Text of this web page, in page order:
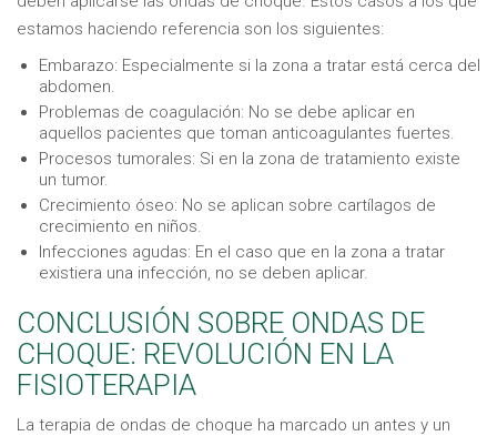
estamos haciendo referencia son los siguientes:
Embarazo: Especialmente si la zona a tratar está cerca del
abdomen.
Problemas de coagulación: No se debe aplicar en
aquellos pacientes que toman anticoagulantes fuertes.
Procesos tumorales: Si en la zona de tratamiento existe
un tumor.
Crecimiento óseo: No se aplican sobre cartílagos de
crecimiento en niños.
Infecciones agudas: En el caso que en la zona a tratar
existiera una infección, no se deben aplicar.
CONCLUSIÓN SOBRE ONDAS DE
CHOQUE: REVOLUCIÓN EN LA
FISIOTERAPIA
La terapia de ondas de choque ha marcado un antes y un